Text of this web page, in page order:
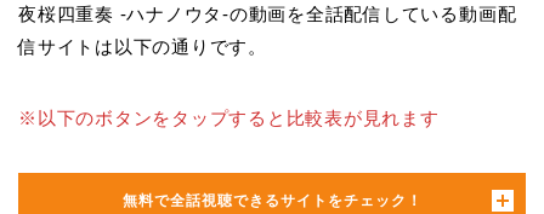
夜桜四重奏 -ハナノウタ-の動画を全話配信している動画配
信サイトは以下の通りです。
※以下のボタンをタップすると比較表が見れます
無料で全話視聴できるサイトをチェック！